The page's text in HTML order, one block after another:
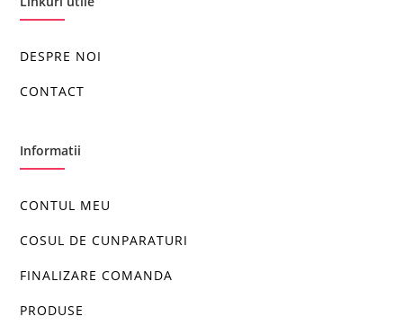
DESPRE NOI
CONTACT
Informatii
CONTUL MEU
COSUL DE CUNPARATURI
FINALIZARE COMANDA
PRODUSE